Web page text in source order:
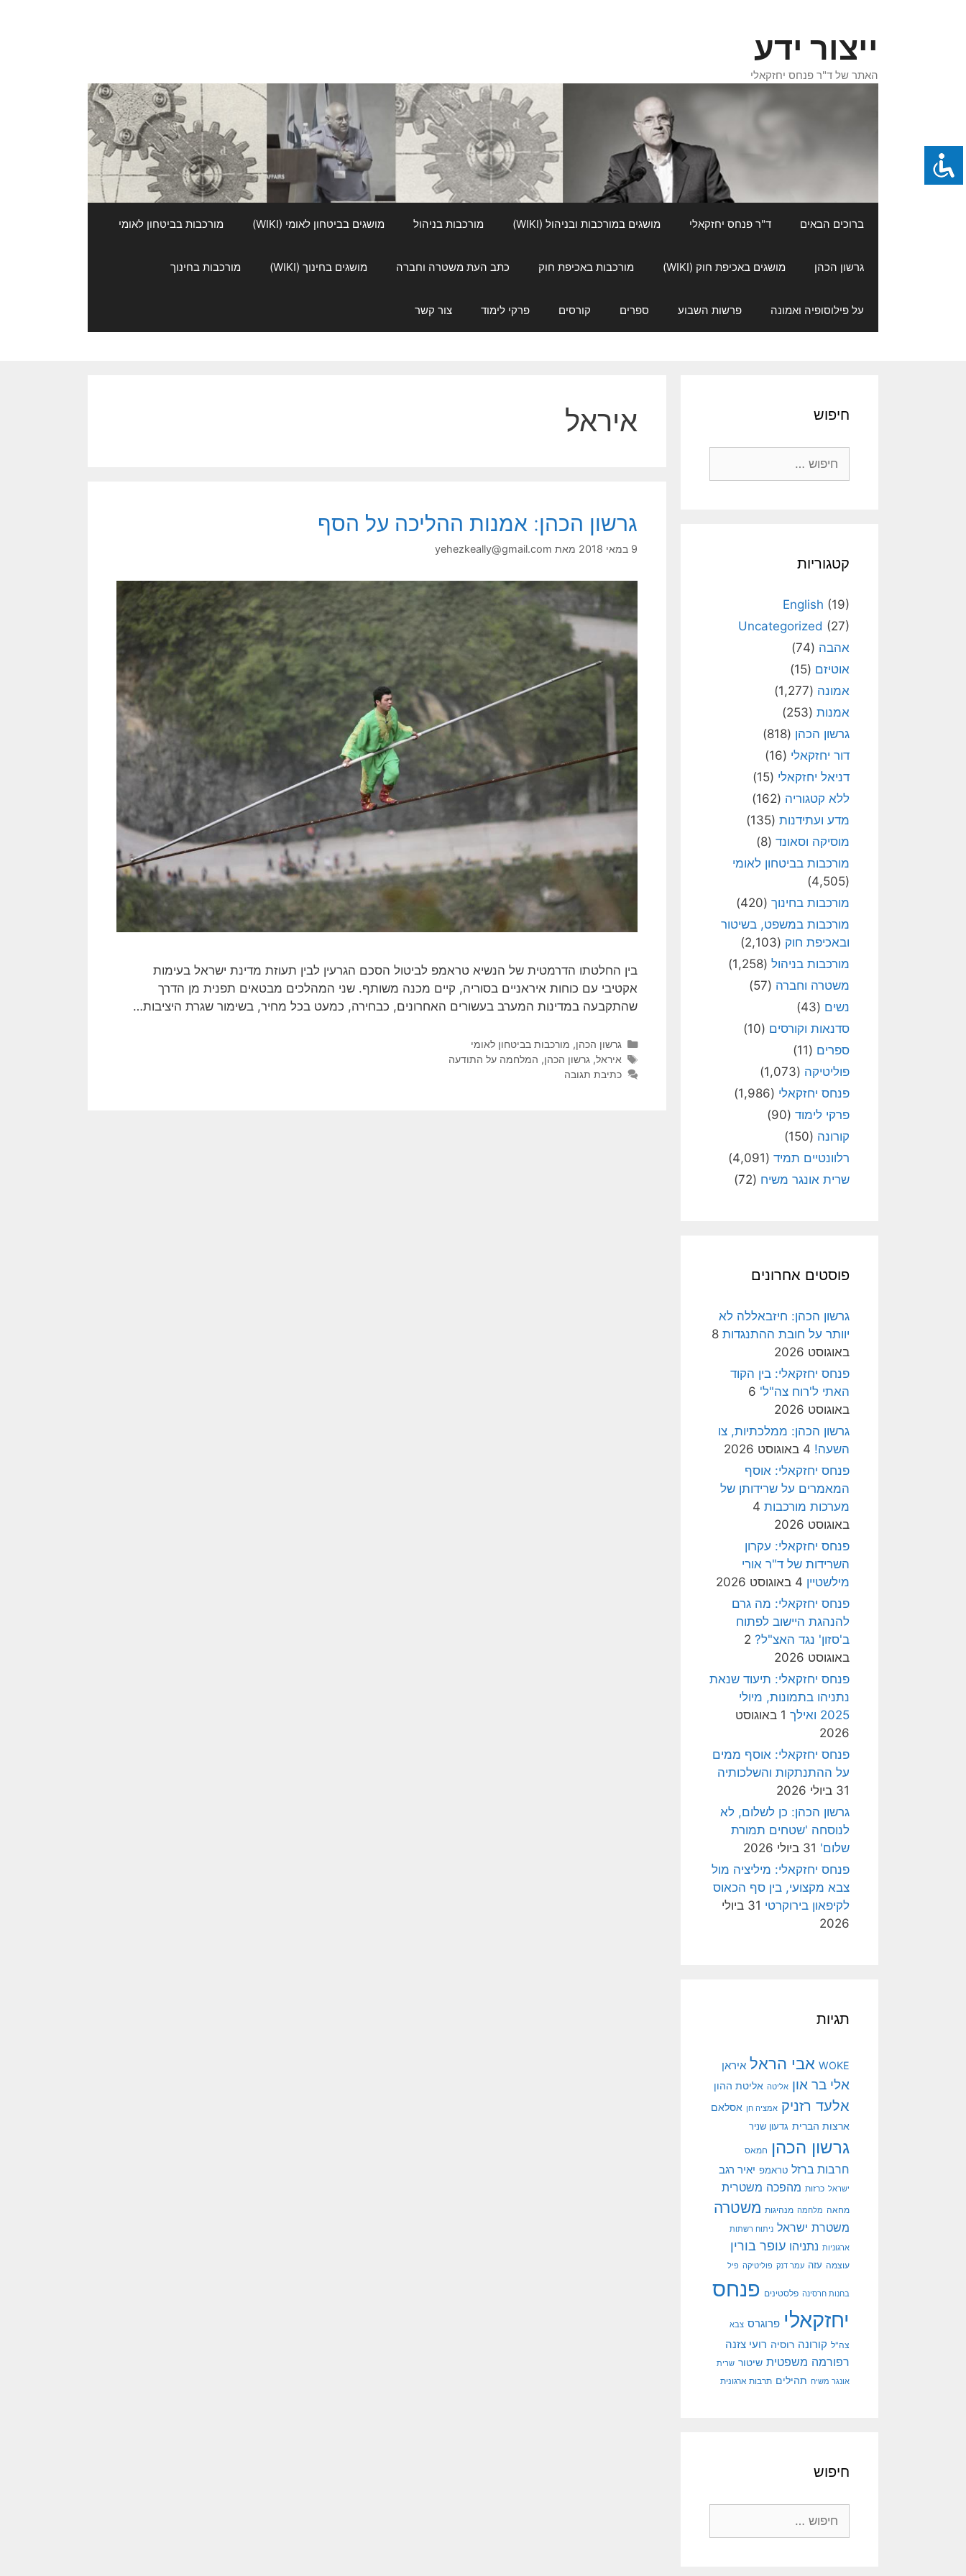
ייצור ידע
האתר של ד"ר פנחס יחזקאלי
ברוכים הבאים ד"ר פנחס יחזקאלי מושגים במורכבות ובניהול (WIKI) מורכבות בניהול מושגים בביטחון לאומי (WIKI) מורכבות בביטחון לאומי
גרשון הכהן מושגים באכיפת חוק (WIKI) מורכבות באכיפת חוק כתב העת משטרה וחברה מושגים בחינוך (WIKI) מורכבות בחינוך
על פילוסופיה ואמונה פרשות השבוע ספרים קורסים פרקי לימוד צור קשר
איראל
גרשון הכהן: אמנות ההליכה על הסף
9 במאי 2018 מאת yehezkeally@gmail.com
בין החלטתו הדרמטית של הנשיא טראמפ לביטול הסכם הגרעין לבין תעוזת מדינת ישראל בעימות
אקטיבי עם כוחות איראניים בסוריה, קיים מכנה משותף. שני המהלכים מבטאים תפנית מן הדרך
שהתקבעה במדינות המערב בעשורים האחרונים, כבחירה, כמעט בכל מחיר, בשימור שגרת היציבות…
קטגוריות
גרשון הכהן, מורכבות בביטחון לאומי
תגיות
איראל, גרשון הכהן, המלחמה על התודעה
כתיבת תגובה
חיפוש
קטגוריות
English (19)
Uncategorized (27)
אהבה (74)
אוטיזם (15)
אמונה (1,277)
אמנות (253)
גרשון הכהן (818)
דור יחזקאלי (16)
דניאל יחזקאלי (15)
ללא קטגוריה (162)
מדע ועתידנות (135)
מוסיקה וסאונד (8)
מורכבות בביטחון לאומי
(4,505)
מורכבות בחינוך (420)
מורכבות במשפט, בשיטור
ובאכיפת חוק (2,103)
מורכבות בניהול (1,258)
משטרה וחברה (57)
נשים (43)
סדנאות וקורסים (10)
ספרים (11)
פוליטיקה (1,073)
פנחס יחזקאלי (1,986)
פרקי לימוד (90)
קורונה (150)
רלוונטיים תמיד (4,091)
שרית אונגר משיח (72)
פוסטים אחרונים
גרשון הכהן: חיזבאללה לא
יוותר על חובת ההתנגדות 8
באוגוסט 2026
פנחס יחזקאלי: בין הקוד
האתי ל'רוח צה"ל' 6
באוגוסט 2026
גרשון הכהן: ממלכתיות, צו
השעה! 4 באוגוסט 2026
פנחס יחזקאלי: אוסף
המאמרים על שרידותן של
מערכות מורכבות 4
באוגוסט 2026
פנחס יחזקאלי: עקרון
השרידות של ד"ר אורי
מילשטיין 4 באוגוסט 2026
פנחס יחזקאלי: מה גרם
להנהגת היישוב לפתוח
ב'סזון' נגד האצ"ל? 2
באוגוסט 2026
פנחס יחזקאלי: תיעוד שנאת
נתניהו בתמונות, מיולי
2025 ואילך
1 באוגוסט
2026
פנחס יחזקאלי: אוסף ממים
על ההתנתקות והשלכותיה
31 ביולי 2026
גרשון הכהן: כן לשלום, לא
לנוסחה 'שטחים תמורת
שלום' 31 ביולי 2026
פנחס יחזקאלי: מיליציה מול
צבא מקצועי, בין סף הכאוס
לקיפאון בירוקרטי
31 ביולי
2026
תגיות
WOKE אבי הראל איראן
אלי בר און אליטה אליטת ההון
אלעד רזניק אמציה חן אסלאם
ארצות הברית גדעון שניר
גרשון הכהן חמאס
חרבות ברזל טראמפ יאיר רגב
ישראל כרזות מהפכה משטרית
מחאה מלחמה מנהיגות משטרה
משטרת ישראל ניתוח רשתות
ארגוניות נתניהו עופר בורין
עוצמה עזה עמר דנק פוליטיקה פיל
בחנות חרסינה פלסטינים פנחס
יחזקאלי פרוגרס צבא
צה"ל קורונה רוסיה רועי צזנה
רפורמה משפטית שיטור שרית
אונגר משיח תהילים תרבות ארגונית
חיפוש